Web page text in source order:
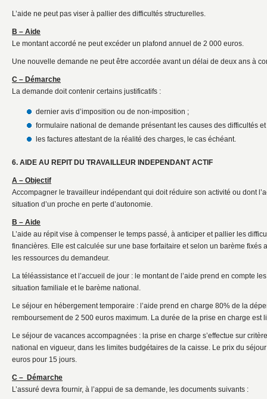
L’aide ne peut pas viser à pallier des difficultés structurelles.
B – Aide
Le montant accordé ne peut excéder un plafond annuel de 2 000 euros.
Une nouvelle demande ne peut être accordée avant un délai de deux ans à
C – Démarche
La demande doit contenir certains justificatifs :
dernier avis d’imposition ou de non-imposition ;
formulaire national de demande présentant les causes des difficultés
les factures attestant de la réalité des charges, le cas échéant.
6. AIDE AU REPIT DU TRAVAILLEUR INDEPENDANT ACTIF
A – Objectif
Accompagner le travailleur indépendant qui doit réduire son activité ou dont
situation d’un proche en perte d’autonomie.
B – Aide
L’aide au répit vise à compenser le temps passé, à anticiper et pallier les
financières. Elle est calculée sur une base forfaitaire et selon un barème fixés
les ressources du demandeur.
La téléassistance et l’accueil de jour : le montant de l’aide prend en compte
situation familiale et le barème national.
Le séjour en hébergement temporaire : l’aide prend en charge 80% de la
remboursement de 2 500 euros maximum. La durée de la prise en charge est
Le séjour de vacances accompagnées : la prise en charge s’effectue sur
national en vigueur, dans les limites budgétaires de la caisse. Le prix du
euros pour 15 jours.
C – Démarche
L’assuré devra fournir, à l’appui de sa demande, les documents suivants :